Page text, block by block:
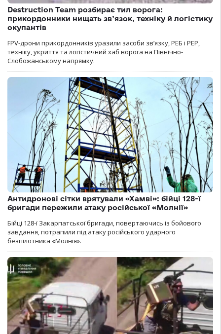
Destruction Team розбирає тил ворога:
прикордонники нищать зв’язок, техніку й логістику
окупантів
FPV-дрони прикордонників уразили засоби зв’язку, РЕБ і РЕР,
техніку, укриття та логістичний хаб ворога на Північно-
Слобожанському напрямку.
Антидронові сітки врятували «Хамві»: бійці 128-ї
бригади пережили атаку російської «Молнії»
Бійці 128-ї Закарпатської бригади, повертаючись із бойового
завдання, потрапили під атаку російського ударного
безпілотника «Молнія».